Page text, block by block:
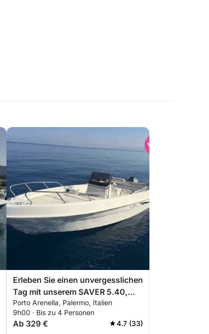
Erleben Sie einen unvergesslichen
Tag mit unserem SAVER 5.40,
ausgestattet mit allem, was Sie
für einen perfekten Tag auf dem
Boot benötigen!
Porto Arenella, Palermo, Italien
9h00 · Bis zu 4 Personen
Ab 329 € 4.7 (33)